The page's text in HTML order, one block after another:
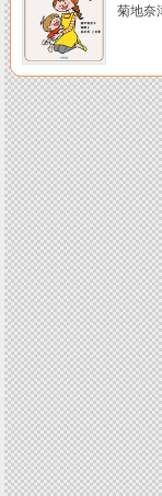
菊地奈